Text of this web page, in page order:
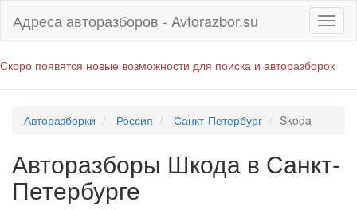
Адреса авторазборов - Avtorazbor.su
Скоро появятся новые возможности для поиска и авторазборок
Авторазборки Россия Санкт-Петербург Skoda
Авторазборы Шкода в Санкт-
Петербурге